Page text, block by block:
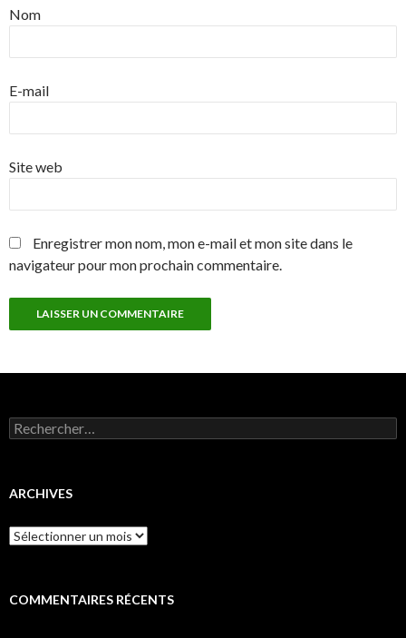
Nom
E-mail
Site web
Enregistrer mon nom, mon e-mail et mon site dans le
navigateur pour mon prochain commentaire.
Rechercher :
ARCHIVES
Archives
COMMENTAIRES RÉCENTS